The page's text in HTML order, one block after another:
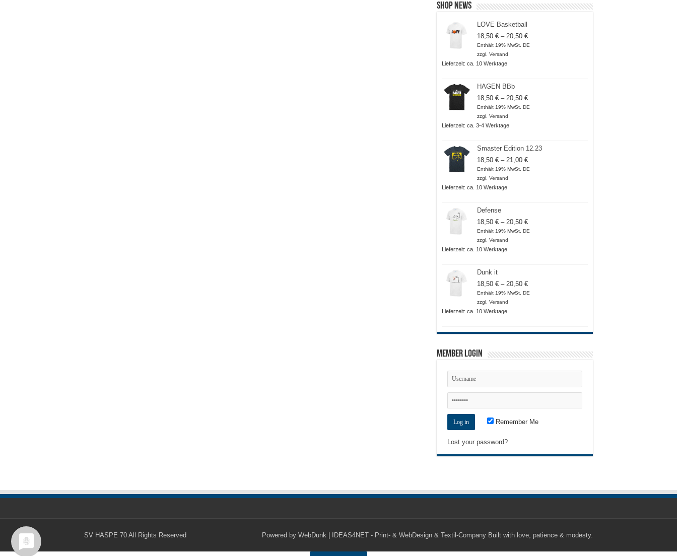
Shop News
LOVE Basketball
18,50 € – 20,50 €Preisspanne:
18,50 €
Enthält 19% MwSt. DE
zzgl. Versand
Lieferzeit: ca. 10 Werktage
HAGEN BBb
18,50 € – 20,50 €Preisspanne:
18,50 €
Enthält 19% MwSt. DE
zzgl. Versand
Lieferzeit: ca. 3-4 Werktage
Smaster Edition 12.23
18,50 € – 21,00 €Preisspanne:
18,50 €
Enthält 19% MwSt. DE
zzgl. Versand
Lieferzeit: ca. 10 Werktage
Defense
18,50 € – 20,50 €Preisspanne:
18,50 €
Enthält 19% MwSt. DE
zzgl. Versand
Lieferzeit: ca. 10 Werktage
Dunk it
18,50 € – 20,50 €Preisspanne:
18,50 €
Enthält 19% MwSt. DE
zzgl. Versand
Lieferzeit: ca. 10 Werktage
Member Login
Remember Me
Lost your password?
Powered by WebDunk | IDEAS4NET - Print- & WebDesign & Textil-Company Built with love, patience & modesty.
SV HASPE 70 All Rights Reserved